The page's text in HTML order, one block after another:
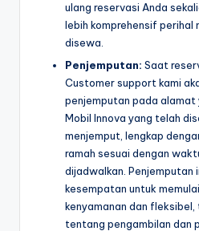
ulang reservasi Anda
lebih komprehensif perihal
disewa.
Penjemputan: Saat
Customer support kami
penjemputan pada alamat
Mobil Innova yang telah
menjemput, lengkap
ramah sesuai dengan
dijadwalkan. Penjemputan
kesempatan untuk
kenyamanan dan fleksibel,
tentang pengambilan dan